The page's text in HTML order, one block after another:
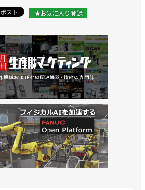
機
vol.3] 「新しいものづくり」を
機
リーチ2030mmの協働ロボットを
実験を自動化、ロボット未来創造
東京科学大学
★お気に入り登録